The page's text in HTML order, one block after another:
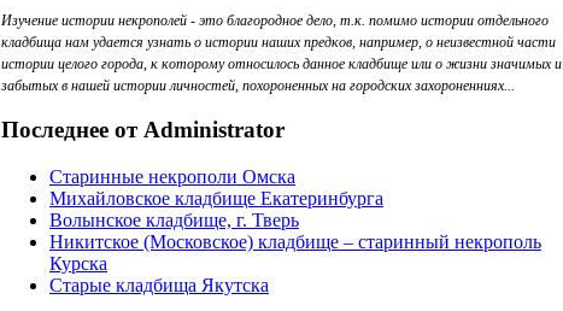
Изучение истории некрополей - это благородное дело, т.к. помимо истории отдельного
кладбища нам удается узнать о истории наших предков, например, о неизвестной части
истории целого города, к которому относилось данное кладбище или о жизни значимых и
забытых в нашей истории личностей, похороненных на городских захороненниях...
Последнее от Administrator
Старинные некрополи Омска
Михайловское кладбище Екатеринбурга
Волынское кладбище, г. Тверь
Никитское (Московское) кладбище – старинный некрополь
Курска
Старые кладбища Якутска